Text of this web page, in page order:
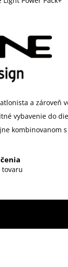
a zároveň
vybavenie do
kombinovanom
tovaru